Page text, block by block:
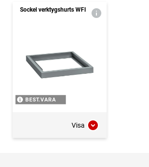
Sockel verktygshurts WFI
BEST.VARA
Visa